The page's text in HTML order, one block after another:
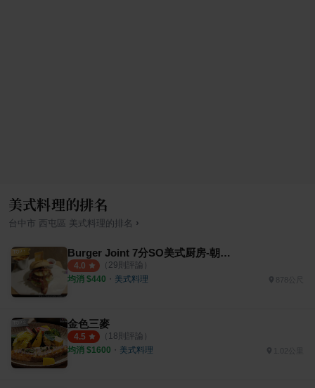
美式料理的排名
台中市 西屯區 美式料理的排名 ›
Burger Joint 7分SO美式厨房-朝富店
4.0 （ 29則評論）
均消 $440 ・ 美式料理
金色三麥
4.5 （ 18則評論）
均消 $1600 ・ 美式料理